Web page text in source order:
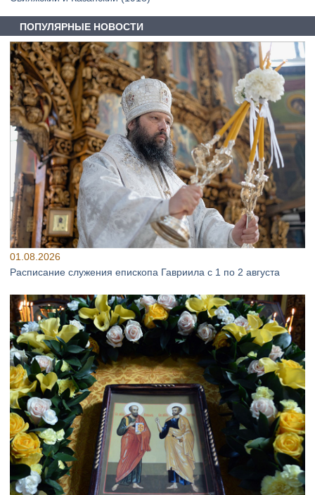
ПОПУЛЯРНЫЕ НОВОСТИ
01.08.2026
Расписание служения епископа Гавриила с 1 по 2 августа